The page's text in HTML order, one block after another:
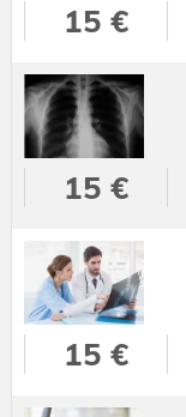
15 €
15 €
15 €